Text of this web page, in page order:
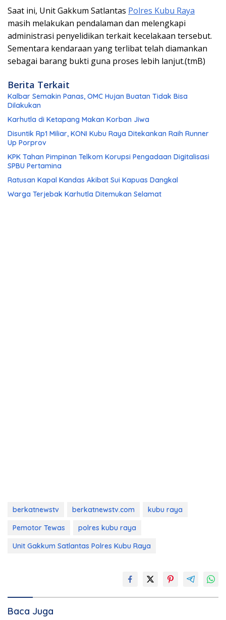
Saat ini, Unit Gakkum Satlantas Polres Kubu Raya
masih melakukan pendalaman dan melengkapi
administrasi penyelidikan terkait kecelakaan tersebut.
Sementara kendaraan yang terlibat telah diamankan
sebagai barang bukti guna proses lebih lanjut.(tmB)
Berita Terkait
Kalbar Semakin Panas, OMC Hujan Buatan Tidak Bisa
Dilakukan
Karhutla di Ketapang Makan Korban Jiwa
Disuntik Rp1 Miliar, KONI Kubu Raya Ditekankan Raih Runner
Up Porprov
KPK Tahan Pimpinan Telkom Korupsi Pengadaan Digitalisasi
SPBU Pertamina
Ratusan Kapal Kandas Akibat Sui Kapuas Dangkal
Warga Terjebak Karhutla Ditemukan Selamat
berkatnewstv berkatnewstv.com
kubu raya
Pemotor Tewas
polres kubu raya
Unit Gakkum Satlantas Polres Kubu Raya
Baca Juga